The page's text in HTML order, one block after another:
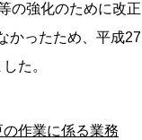
の強化のために改正
かったため、平成27
た。
作業に係る業務